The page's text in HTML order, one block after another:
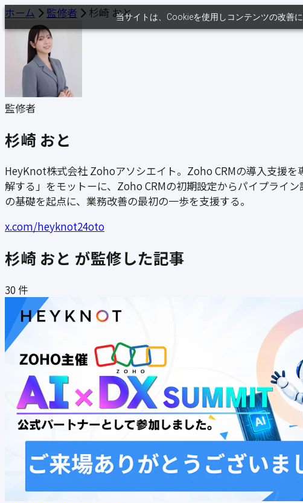
当サイトは、Cookieを使用しコンテンツの改善
ホーム 監修者 杉崎 おと
監修者
杉崎 おと
HeyKnot株式会社 Zohoアソシエイト。Zoho CRMの導入支援
解する」をモットーに、Zoho CRMの初期設定からパイプライ
の基礎を起点に、業務改善の最初の一歩を支援する。
x.com/heyknot24oto
杉崎 おと が監修した記事
30 件